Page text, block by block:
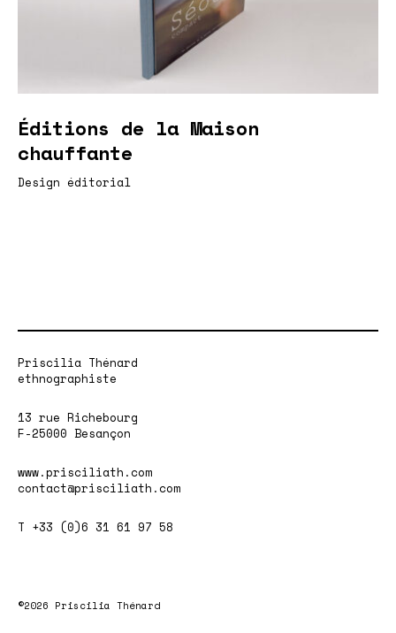
Éditions de la Maison
chauffante
Design éditorial
Priscilia Thénard
ethnographiste
13 rue Richebourg
F-25000 Besançon
www.prisciliath.com
contact@prisciliath.com
T +33 (0)6 31 61 97 58
©2026 Priscilia Thénard